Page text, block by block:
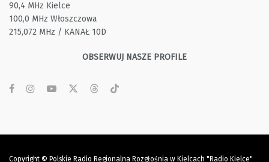
90,4 MHz Kielce
100,0 MHz Włoszczowa
215,072 MHz / KANAŁ 10D
OBSERWUJ NASZE PROFILE
Copyright © Polskie Radio Regionalna Rozgłośnia w Kielcach "Radio Kielce"